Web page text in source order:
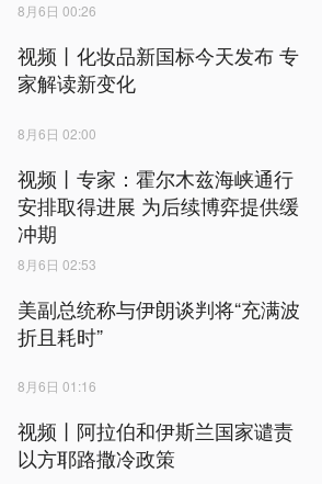
8月6日 00:26
视频丨化妆品新国标今天发布 专
家解读新变化
8月6日 02:00
视频丨专家：霍尔木兹海峡通行
安排取得进展 为后续博弈提供缓
冲期
8月6日 02:53
美副总统称与伊朗谈判将“充满波
折且耗时”
8月6日 01:16
视频丨阿拉伯和伊斯兰国家谴责
以方耶路撒冷政策